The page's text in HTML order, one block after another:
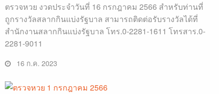
ตรวจหวย งวดประจำวันที่ 16 กรกฎาคม 2566 สำหรับท่านที่
ถูกรางวัลสลากกินแบ่งรัฐบาล สามารถติดต่อรับรางวัลได้ที่
สำนักงานสลากกินแบ่งรัฐบาล โทร.0-2281-1611 โทรสาร.0-
2281-9011
16 ก.ค. 2023